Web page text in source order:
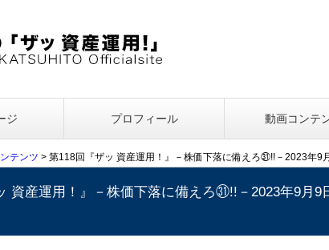
ジ プロフィール 動画コンテ
テンツ > 第118回『ザッ 資産運用！』－株価下落に備えろ㉛!!－2023年9
資産運用！』－株価下落に備えろ㉛!!－2023年9月9